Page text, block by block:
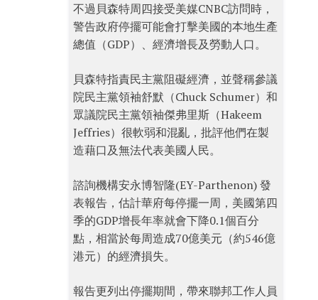
不過貝森特周四接受美媒CNBC訪問時，
警告政府停擺可能會打擊美國的本地生產
總值（GDP）、經濟增長及勞動人口。
貝森特指責民主黨阻礙經濟，並聲稱參議
院民主黨領袖舒默（Chuck Schumer）和
眾議院民主黨領袖傑弗里斯（Hakeem
Jeffries）很軟弱和混亂，批評他們在製
造藉口及無法代表美國人民。
諮詢機構安永博智隆(EY-Parthenon) 發
表報告，估計華府每停擺一周，美國第四
季的GDP增長年率就會下降0.1個百分
點，相當於每周造成70億美元（約546億
港元）的經濟損失。
報告更列出停擺期間，帶來聯邦工作人員